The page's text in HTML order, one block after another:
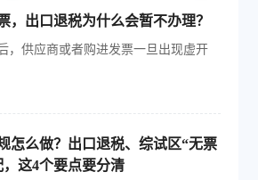
，出口退税为什么会暂不办理？
，供应商或者购进发票一旦出现虚开
怎么做？出口退税、综试区“无票
这4个要点要分清